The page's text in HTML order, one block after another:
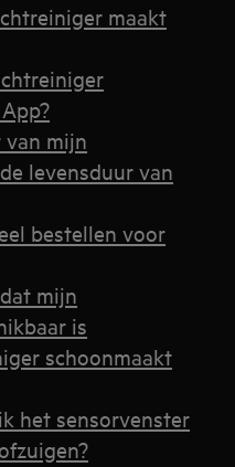
maakt
mijn
levensduur van
bestellen voor
mijn
is
schoonmaakt
het sensorvenster